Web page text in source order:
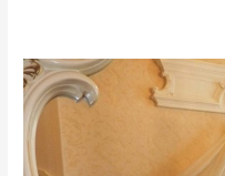
Ofertă
mobilier
baie
zona
Trapezului